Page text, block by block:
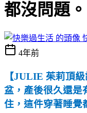
都沒問題。
4年前
【JULIE 茱莉頂
盆，產後很久還是
住，這件穿著睡覺